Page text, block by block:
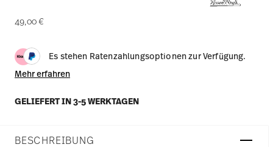
49,00 €
Es stehen Ratenzahlungsoptionen zur Verfügung.
Mehr erfahren
GELIEFERT IN 3-5 WERKTAGEN
BESCHREIBUNG